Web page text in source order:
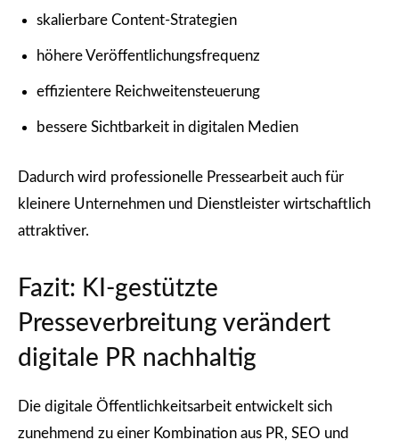
skalierbare Content-Strategien
höhere Veröffentlichungsfrequenz
effizientere Reichweitensteuerung
bessere Sichtbarkeit in digitalen Medien
Dadurch wird professionelle Pressearbeit auch für
kleinere Unternehmen und Dienstleister wirtschaftlich
attraktiver.
Fazit: KI-gestützte
Presseverbreitung verändert
digitale PR nachhaltig
Die digitale Öffentlichkeitsarbeit entwickelt sich
zunehmend zu einer Kombination aus PR, SEO und